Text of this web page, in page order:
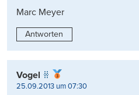
Marc Meyer
Antworten
Vogel
25.09.2013 um 07:30